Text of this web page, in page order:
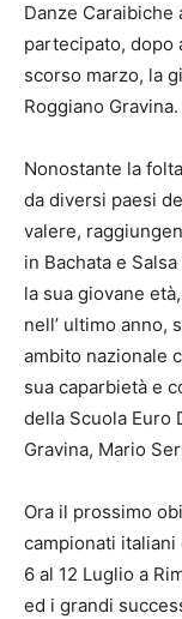
Danze
partecipato, dopo
scorso marzo, la
Roggiano Gravina.
Nonostante la
da diversi paesi
valere,
in Bachata e
la sua giovane
nell’ ultimo anno,
ambito nazionale
sua caparbietà e
della Scuola Euro
Gravina, Mario
Ora il prossimo
campionati
6 al 12 Luglio a
ed i grandi